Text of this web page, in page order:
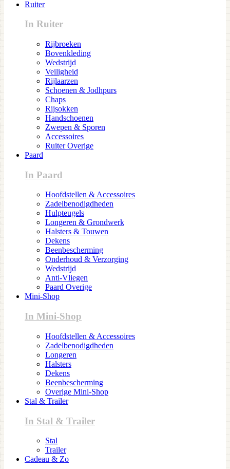
Ruiter
In Ruiter
Rijbroeken
Bovenkleding
Wedstrijd
Veiligheid
Rijlaarzen
Schoenen & Jodhpurs
Chaps
Rijsokken
Handschoenen
Zwepen & Sporen
Accessoires
Ruiter Overige
Paard
In Paard
Hoofdstellen & Accessoires
Zadelbenodigdheden
Hulpteugels
Longeren & Grondwerk
Halsters & Touwen
Dekens
Beenbescherming
Onderhoud & Verzorging
Wedstrijd
Anti-Vliegen
Paard Overige
Mini-Shop
In Mini-Shop
Hoofdstellen & Accessoires
Zadelbenodigdheden
Longeren
Halsters
Dekens
Beenbescherming
Overige Mini-Shop
Stal & Trailer
In Stal & Trailer
Stal
Trailer
Cadeau & Zo